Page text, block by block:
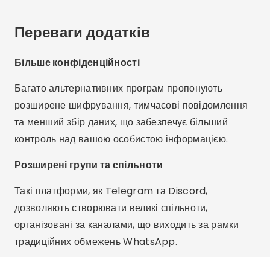
Переваги додатків
Більше конфіденційності
Багато альтернативних програм пропонують
розширене шифрування, тимчасові повідомлення
та менший збір даних, що забезпечує більший
контроль над вашою особистою інформацією.
Розширені групи та спільноти
Такі платформи, як Telegram та Discord,
дозволяють створювати великі спільноти,
організовані за каналами, що виходить за рамки
традиційних обмежень WhatsApp.